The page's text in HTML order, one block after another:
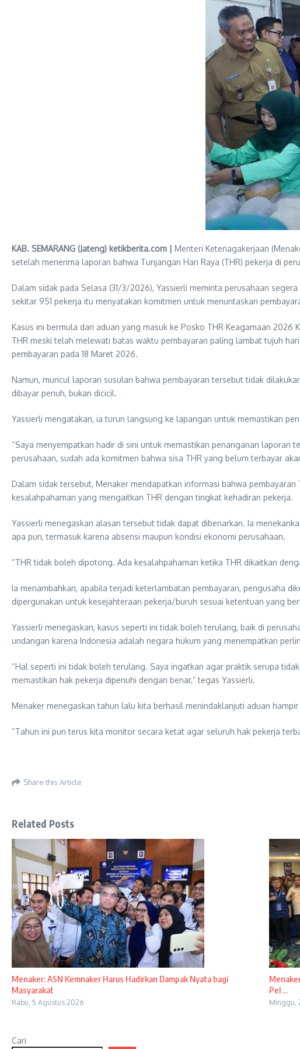
KAB. SEMARANG (Jateng) ketikberita.com | Menteri Ketenagakerjaan
setelah menerima laporan bahwa Tunjangan Hari Raya (THR) pekerja di
Dalam sidak pada Selasa (31/3/2026), Yassierli meminta perusahaan
sekitar 951 pekerja itu menyatakan komitmen untuk menuntaskan
Kasus ini bermula dari aduan yang masuk ke Posko THR Keagamaan
THR meski telah melewati batas waktu pembayaran paling lambat tujuh
pembayaran pada 18 Maret 2026.
Namun, muncul laporan susulan bahwa pembayaran tersebut tidak
dibayar penuh, bukan dicicil.
Yassierli mengatakan, ia turun langsung ke lapangan untuk memastikan
“Saya menyempatkan hadir di sini untuk memastikan penanganan
perusahaan, sudah ada komitmen bahwa sisa THR yang belum terbayar
Dalam sidak tersebut, Menaker mendapatkan informasi bahwa
kesalahpahaman yang mengaitkan THR dengan tingkat kehadiran pekerja.
Yassierli menegaskan alasan tersebut tidak dapat dibenarkan. Ia
apa pun, termasuk karena absensi maupun kondisi ekonomi perusahaan.
“THR tidak boleh dipotong. Ada kesalahpahaman ketika THR dikaitkan
Ia menambahkan, apabila terjadi keterlambatan pembayaran, pengusaha
dipergunakan untuk kesejahteraan pekerja/buruh sesuai ketentuan yang
Yassierli menegaskan, kasus seperti ini tidak boleh terulang, baik di
undangan karena Indonesia adalah negara hukum yang menempatkan
“Hal seperti ini tidak boleh terulang. Saya ingatkan agar praktik serupa
memastikan hak pekerja dipenuhi dengan benar,” tegas Yassierli.
Menaker menegaskan tahun lalu kita berhasil menindaklanjuti aduan
“Tahun ini pun terus kita monitor secara ketat agar seluruh hak pekerja
Share this Article
Related Posts
Menaker: ASN Kemnaker Harus Hadirkan Dampak Nyata bagi
Masyarakat
Rabu, 5 Agustus 2026
Pel ...
Minggu,
Cari